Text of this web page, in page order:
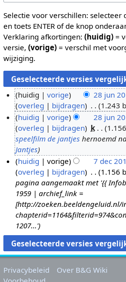
Selectie voor verschillen: selecteer
en toets ENTER of de knop
Verklaring afkortingen: (huidig)=
versie, (vorige)= verschil met
wijziging.
8
2
huidig vorige 28 jun
overleg
bijdragen 1.243
G
e
e
n
b
e
w
e
r
k
i
n
g
s
huidig vorige 28 jun
overleg
bijdragen k
speelfilm de jantjes hernoemd
Jantjes
0
huidig vorige 7 dec
overleg
bijdragen 1.156
pagina aangemaakt met '{{
1959 | archief_link =
[http://zoeken.beeldengeluid.nl/
1207...'
Privacybeleid
Over B&G Wiki